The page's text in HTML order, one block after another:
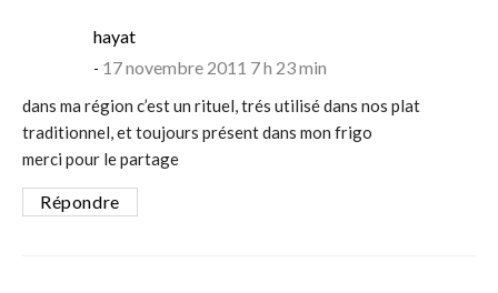
hayatsays:
17 novembre 2011 7 h 23 min
dans ma région c’est un rituel, trés utilisé dans nos plat
traditionnel, et toujours présent dans mon frigo
merci pour le partage
Répondre